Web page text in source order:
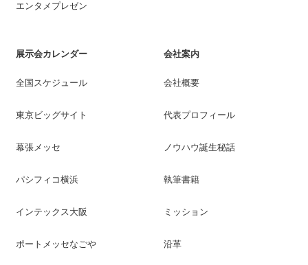
エンタメプレゼン
展示会カレンダー
全国スケジュール
東京ビッグサイト
幕張メッセ
パシフィコ横浜
インテックス大阪
ポートメッセなごや
会社案内
会社概要
代表プロフィール
ノウハウ誕生秘話
執筆書籍
ミッション
沿革